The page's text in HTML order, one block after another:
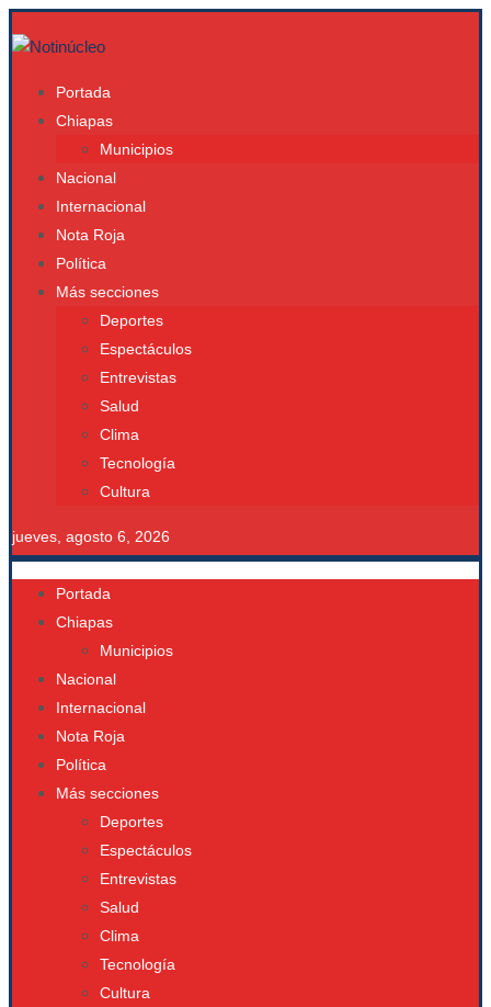
Portada
Chiapas
Municipios
Nacional
Internacional
Nota Roja
Política
Más secciones
Deportes
Espectáculos
Entrevistas
Salud
Clima
Tecnología
Cultura
jueves, agosto 6, 2026
Portada
Chiapas
Municipios
Nacional
Internacional
Nota Roja
Política
Más secciones
Deportes
Espectáculos
Entrevistas
Salud
Clima
Tecnología
Cultura